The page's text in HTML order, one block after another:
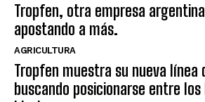
Tropfen, otra empresa
apostando a más.
AGRICULTURA
Tropfen muestra su nueva línea
buscando posicionarse entre